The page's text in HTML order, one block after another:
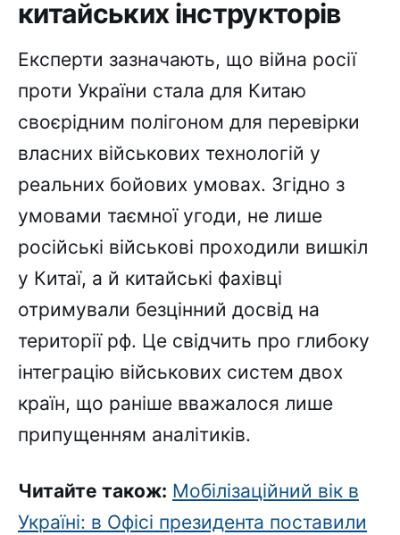
китайських інструкторів
Експерти зазначають, що війна росії
проти України стала для Китаю
своєрідним полігоном для перевірки
власних військових технологій у
реальних бойових умовах. Згідно з
умовами таємної угоди, не лише
російські військові проходили вишкіл
у Китаї, а й китайські фахівці
отримували безцінний досвід на
території рф. Це свідчить про глибоку
інтеграцію військових систем двох
країн, що раніше вважалося лише
припущенням аналітиків.
Читайте також: Мобілізаційний вік в
Україні: в Офісі президента поставили